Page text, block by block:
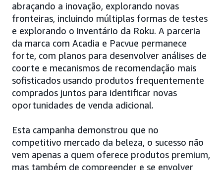
abraçando a inovação, explorando novas
fronteiras, incluindo múltiplas formas de testes
e explorando o inventário da Roku. A parceria
da marca com Acadia e Pacvue permanece
forte, com planos para desenvolver análises de
coorte e mecanismos de recomendação mais
sofisticados usando produtos frequentemente
comprados juntos para identificar novas
oportunidades de venda adicional.
Esta campanha demonstrou que no
competitivo mercado da beleza, o sucesso não
vem apenas a quem oferece produtos premium,
mas também de compreender e se envolver